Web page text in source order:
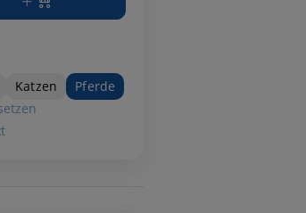
Katzen
Pferde